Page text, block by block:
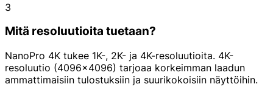
3
Mitä resoluutioita tuetaan?
NanoPro 4K tukee 1K-, 2K- ja 4K-resoluutioita. 4K-
resoluutio (4096x4096) tarjoaa korkeimman laadun
ammattimaisiin tulostuksiin ja suurikokoisiin näyttöihin.